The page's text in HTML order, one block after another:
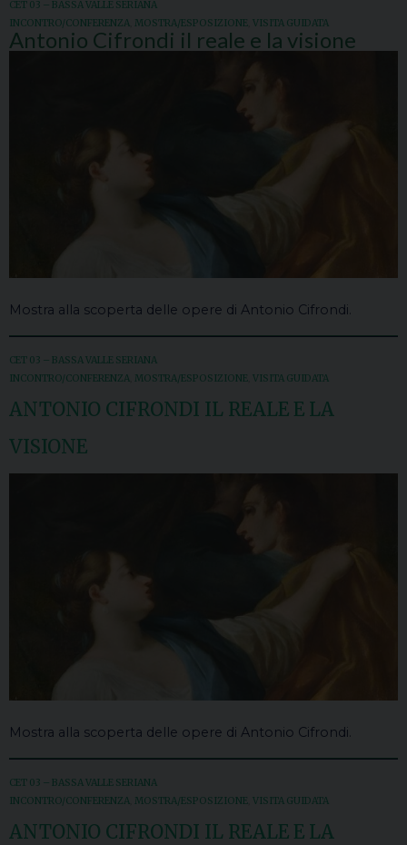
CET 03 – BASSA VALLE SERIANA
INCONTRO/CONFERENZA MOSTRA/ESPOSIZIONE VISITA GUIDATA
Antonio Cifrondi il reale e la visione
Mostra alla scoperta delle opere di Antonio Cifrondi.
CET 03 – BASSA VALLE SERIANA
INCONTRO/CONFERENZA MOSTRA/ESPOSIZIONE VISITA GUIDATA
ANTONIO CIFRONDI IL REALE E LA
VISIONE
Mostra alla scoperta delle opere di Antonio Cifrondi.
CET 03 – BASSA VALLE SERIANA
INCONTRO/CONFERENZA MOSTRA/ESPOSIZIONE VISITA GUIDATA
ANTONIO CIFRONDI IL REALE E LA